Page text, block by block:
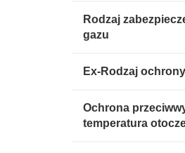
Rodzaj
gazu
Ex-Rodzaj
Ochrona
temperatura